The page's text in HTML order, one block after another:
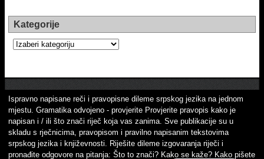
Kategorije
Kategorije
Ispravno napisane reči i pravopisne dileme srpskog jezika na jednom
mjestu. Gramatika odvojeno - provjerite Provjerite pravopis kako je
napisan i / ili što znači riječ koja vas zanima. Sve publikacije su u
skladu s rječnicima, pravopisom i pravilno napisanim tekstovima
srpskog jezika i književnosti. Riješite dileme izgovaranja riječi i
pronađite odgovore na pitanja: Što to znači? Kako se kaže? Kako pišete